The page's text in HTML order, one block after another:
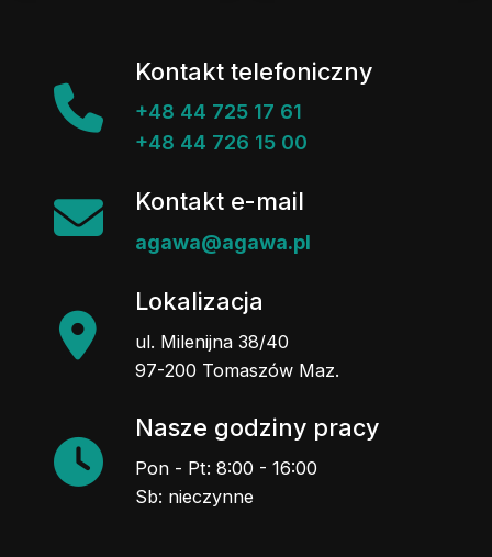
Kontakt telefoniczny
+48 44 725 17 61
+48 44 726 15 00
Kontakt e-mail
agawa@agawa.pl
Lokalizacja
ul. Milenijna 38/40
97-200 Tomaszów Maz.
Nasze godziny pracy
Pon - Pt: 8:00 - 16:00
Sb: nieczynne